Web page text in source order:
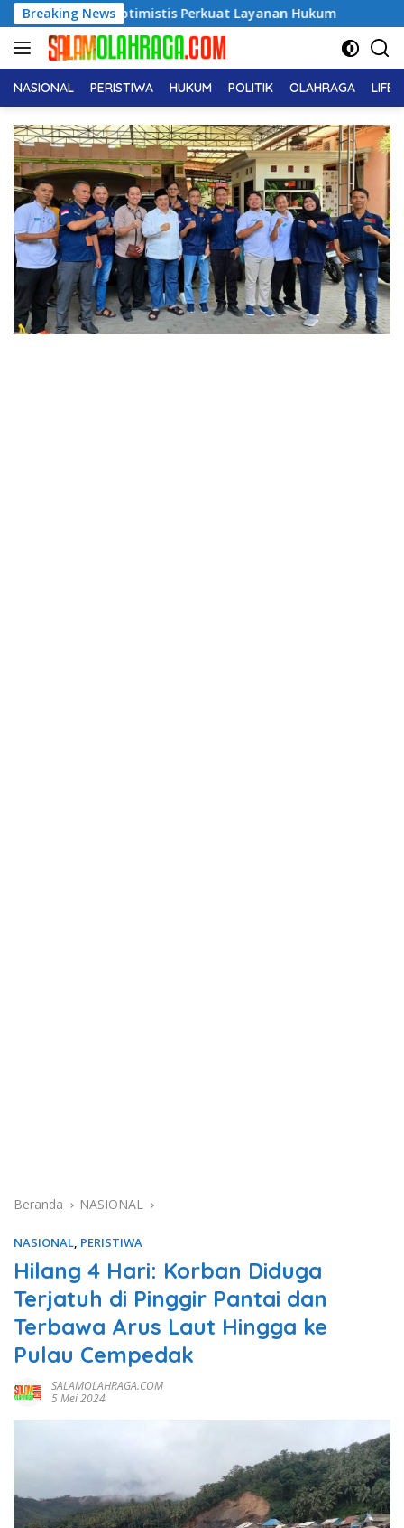
Langsung
ke
konten
Breaking News
Perkuat Layanan Hukum Dukcapil Ungkap Tren
NASIONAL PERISTIWA HUKUM POLITIK OLAHRAGA
Beranda NASIONAL
NASIONAL, PERISTIWA
Hilang 4 Hari: Korban Diduga
Terjatuh di Pinggir Pantai dan
Terbawa Arus Laut Hingga ke
Pulau Cempedak
SALAMOLAHRAGA.COM
5 Mei 2024